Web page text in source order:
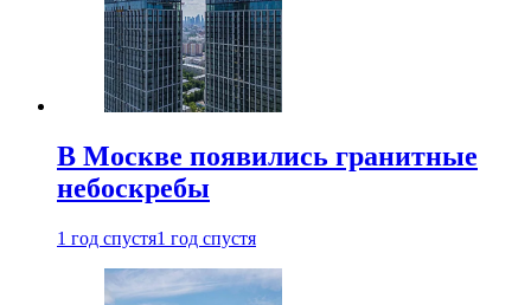
В Москве появились гранитные
небоскребы
1 год спустя1 год спустя